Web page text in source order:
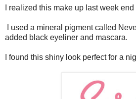
I realized this make up last week
I used a mineral pigment called
added black eyeliner and mascara.
I found this shiny look perfect for a